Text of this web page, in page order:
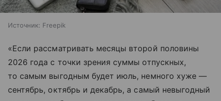
Источник: Freepik
«Если рассматривать месяцы второй половины
2026 года с точки зрения суммы отпускных,
то самым выгодным будет июль, немного хуже —
сентябрь, октябрь и декабрь, а самый невыгодный